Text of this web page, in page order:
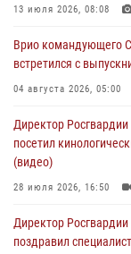
тиражи газет
Всероссийская
проходит в Сибири
13 июля 2026, 08:08
Врио командующего
встретился с
04 августа 2026, 05:00
Директор
посетил
(видео)
28 июля 2026, 16:50
Директор
поздравил